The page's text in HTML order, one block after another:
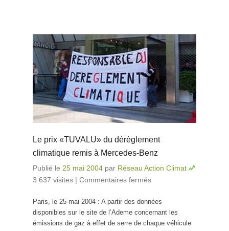
Le prix «TUVALU» du dérèglement
climatique remis à Mercedes-Benz
Publié le 25 mai 2004 par Réseau Action Climat
3 637 visites | Commentaires fermés
dérèglement
climatique remis
à Mercedes-
Paris, le 25 mai 2004 : A partir des données
disponibles sur le site de l’Ademe concernant les
émissions de gaz à effet de serre de chaque véhicule